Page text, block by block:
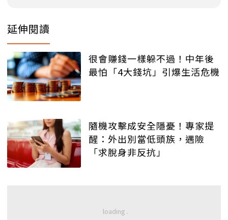
延伸閱讀
很會賺錢一樣躲不過！中年後
最怕「4大錢坑」引爆生活危機
隨機攻擊成安全隱憂！專家提
醒：外出別當低頭族，遇險
「求脫身非反抗」